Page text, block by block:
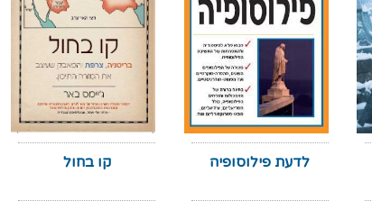
לדעת פילוסופיה קו בחול